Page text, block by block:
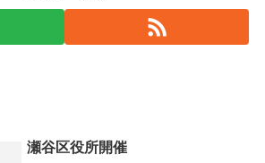
瀬谷区役所開催